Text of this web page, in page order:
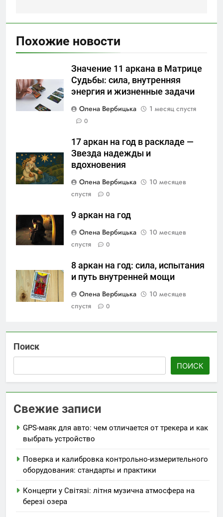
Похожие новости
Значение 11 аркана в Матрице
Судьбы: сила, внутренняя
энергия и жизненные задачи
Олена Вербицька
1 месяц спустя
0
17 аркан на год в раскладе —
Звезда надежды и
вдохновения
Олена Вербицька
10 месяцев
спустя
0
9 аркан на год
Олена Вербицька
10 месяцев
спустя
0
8 аркан на год: сила, испытания
и путь внутренней мощи
Олена Вербицька
10 месяцев
спустя
0
Поиск
ПОИСК
Свежие записи
GPS-маяк для авто: чем отличается от трекера и как
выбрать устройство
Поверка и калибровка контрольно-измерительного
оборудования: стандарты и практики
Концерти у Світязі: літня музична атмосфера на
березі озера